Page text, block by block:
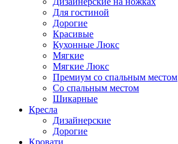
Для гостиной
Дорогие
Красивые
Кухонные Люкс
Мягкие
Мягкие Люкс
Премиум со спальным местом
Со спальным местом
Шикарные
Кресла
Дизайнерские
Дорогие
Кровати